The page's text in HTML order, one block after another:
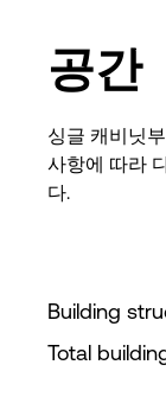
공간
싱글 캐비닛
사항에 따라
다.
Building
Total